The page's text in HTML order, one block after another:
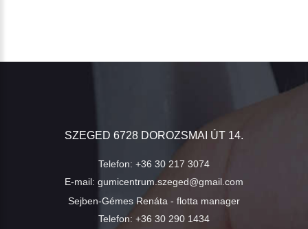
SZEGED 6728 DOROZSMAI ÚT 14.
Telefon: +36 30 217 3074
E-mail: gumicentrum.szeged@gmail.com
Sejben-Gémes Renáta - flotta manager
Telefon: +36 30 290 1434